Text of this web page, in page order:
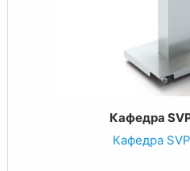
Кафедра
Кафедра